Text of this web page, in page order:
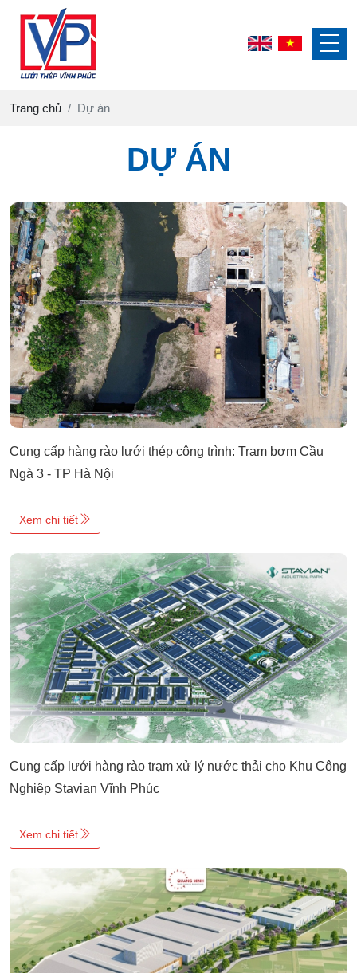
Trang chủ Dự án
DỰ ÁN
Cung cấp hàng rào lưới thép công trình: Trạm bơm Cầu
Ngà 3 - TP Hà Nội
Xem chi tiết
Cung cấp lưới hàng rào trạm xử lý nước thải cho Khu Công
Nghiệp Stavian Vĩnh Phúc
Xem chi tiết